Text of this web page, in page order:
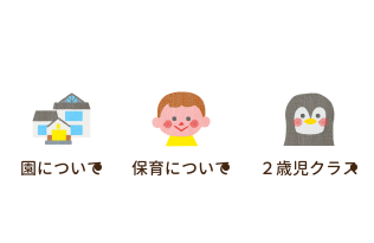
園について 保育について ２歳児クラス